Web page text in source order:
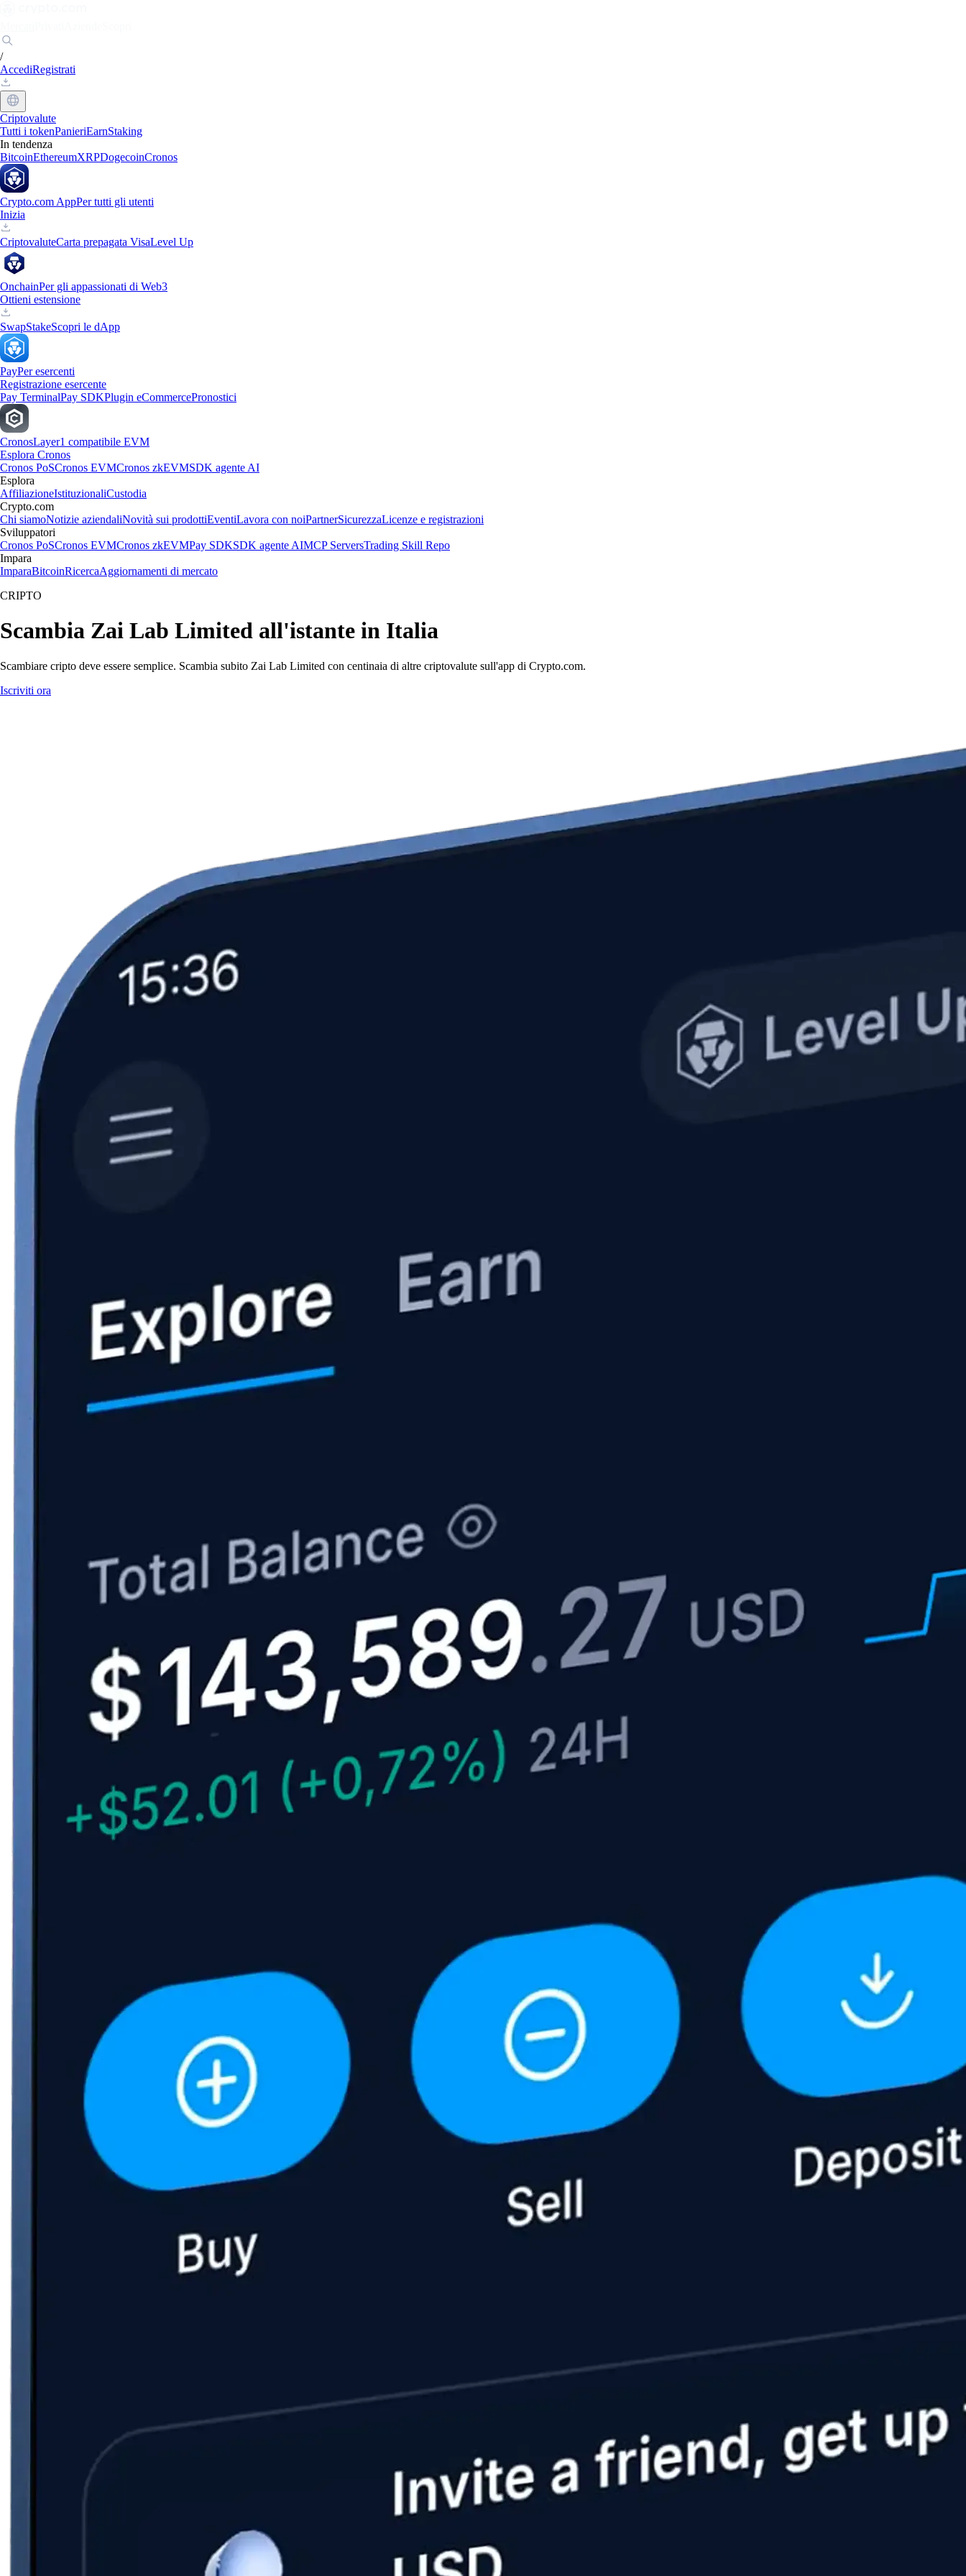
/
AccediRegistrati
Criptovalute
Tutti i tokenPanieriEarnStaking
In tendenza
BitcoinEthereumXRPDogecoinCronos
Crypto.com AppPer tutti gli utenti
Inizia
CriptovaluteCarta prepagata VisaLevel Up
OnchainPer gli appassionati di Web3
Ottieni estensione
SwapStakeScopri le dApp
PayPer esercenti
Registrazione esercente
Pay TerminalPay SDKPlugin eCommercePronostici
CronosLayer1 compatibile EVM
Esplora Cronos
Cronos PoSCronos EVMCronos zkEVMSDK agente AI
Esplora
AffiliazioneIstituzionaliCustodia
Crypto.com
Chi siamoNotizie aziendaliNovità sui prodottiEventiLavora con noiPartnerSicurezzaLicenze e registrazioni
Sviluppatori
Cronos PoSCronos EVMCronos zkEVMPay SDKSDK agente AIMCP ServersTrading Skill Repo
Impara
ImparaBitcoinRicercaAggiornamenti di mercato
CRIPTO
Scambia Zai Lab Limited all'istante in Italia
Scambiare cripto deve essere semplice. Scambia subito Zai Lab Limited con centinaia di altre criptovalute sull'app di Crypto.com.
Iscriviti ora